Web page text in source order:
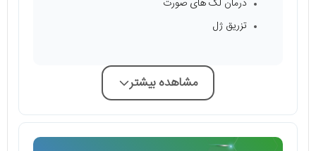
درمان لک های صورت
تزریق ژل
مشاهده بیشتر